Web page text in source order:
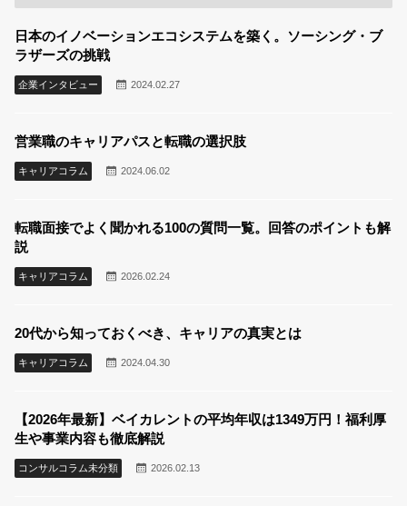
日本のイノベーションエコシステムを築く。ソーシング・ブ
ラザーズの挑戦
企業インタビュー 2024.02.27
営業職のキャリアパスと転職の選択肢
キャリアコラム 2024.06.02
20代から知っておくべき、キャリアの真実とは
キャリアコラム 2024.04.30
転職面接でよく聞かれる100の質問一覧。回答のポイントも解
説
キャリアコラム 2026.02.24
【2026年最新】ベイカレントの平均年収は1349万円！福利厚
生や事業内容も徹底解説
コンサルコラム未分類 2026.02.13